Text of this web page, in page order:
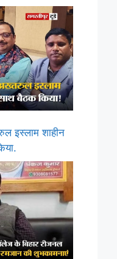
इस्लाम शाहीन